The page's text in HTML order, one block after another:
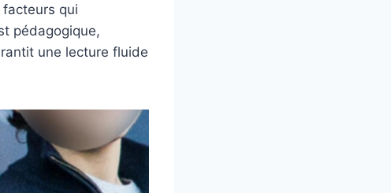
qui
pédagogique,
une lecture fluide